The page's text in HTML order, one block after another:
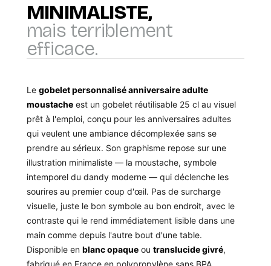
MINIMALISTE,
mais terriblement
efficace.
Le gobelet personnalisé anniversaire adulte
moustache est un gobelet réutilisable 25 cl au visuel
prêt à l'emploi, conçu pour les anniversaires adultes
qui veulent une ambiance décomplexée sans se
prendre au sérieux. Son graphisme repose sur une
illustration minimaliste — la moustache, symbole
intemporel du dandy moderne — qui déclenche les
sourires au premier coup d'œil. Pas de surcharge
visuelle, juste le bon symbole au bon endroit, avec le
contraste qui le rend immédiatement lisible dans une
main comme depuis l'autre bout d'une table.
Disponible en blanc opaque ou translucide givré,
fabriqué en France en polypropylène sans BPA,